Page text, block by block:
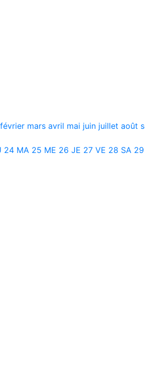
février mars avril mai juin juillet août
24 MA 25 ME 26 JE 27 VE 28 SA 29